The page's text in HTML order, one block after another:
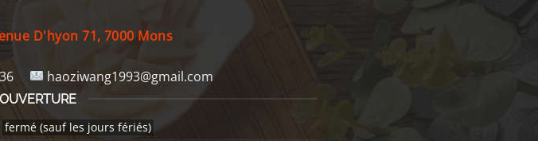
D'hyon 71, 7000 Mons
haoziwang1993@gmail.com
fermé (sauf les jours fériés)